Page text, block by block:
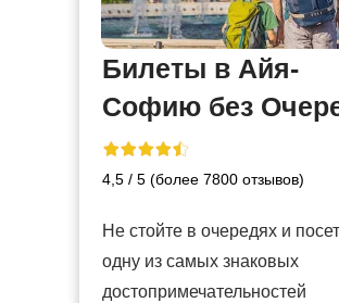
Билеты в Айя-
Софию без
4,5 / 5 (более 7800 отзывов)
Не стойте в очередях и
одну из самых знаковых
достопримечательностей